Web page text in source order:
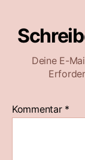
Deine E-
Kommentar *